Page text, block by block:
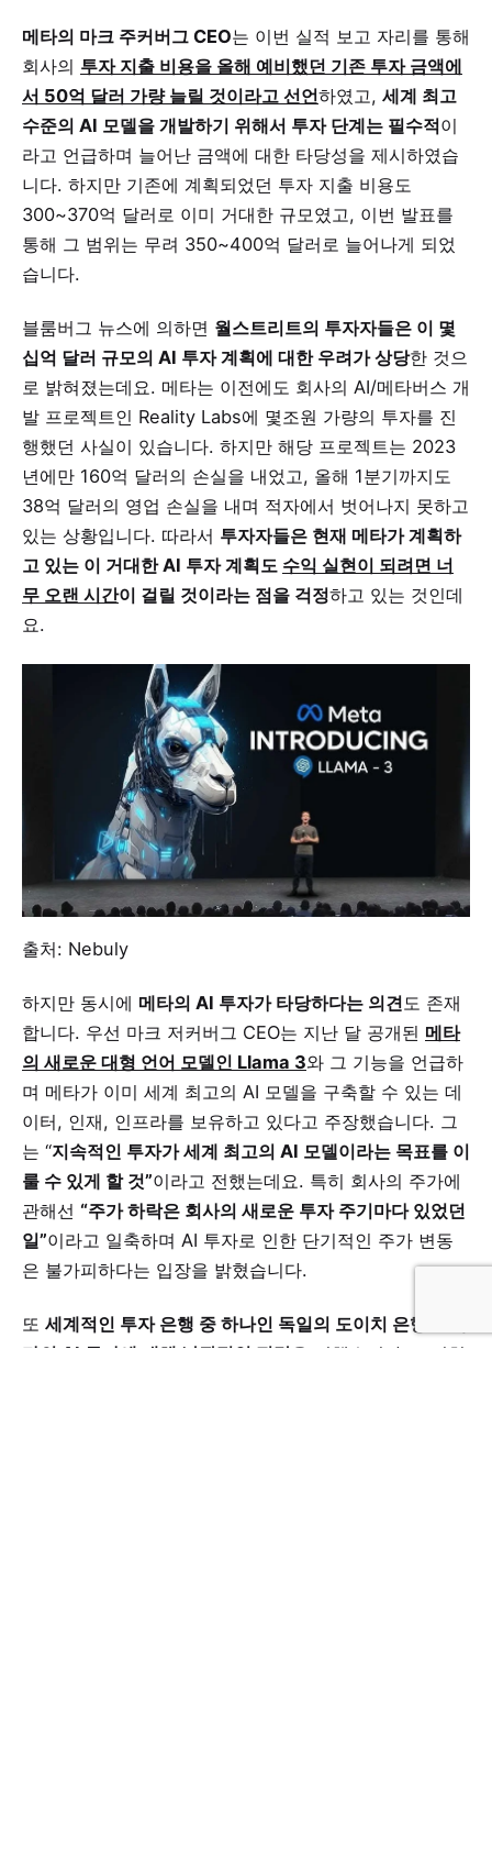
메타의 마크 주커버그 CEO는 이번 실적 보고 자리를 통해
회사의 투자 지출 비용을 올해 예비했던 기존 투자 금액에
서 50억 달러 가량 늘릴 것이라고 선언하였고, 세계 최고
수준의 AI 모델을 개발하기 위해서 투자 단계는 필수적이
라고 언급하며 늘어난 금액에 대한 타당성을 제시하였습
니다. 하지만 기존에 계획되었던 투자 지출 비용도
300~370억 달러로 이미 거대한 규모였고, 이번 발표를
통해 그 범위는 무려 350~400억 달러로 늘어나게 되었
습니다.
블룸버그 뉴스에 의하면 월스트리트의 투자자들은 이 몇
십억 달러 규모의 AI 투자 계획에 대한 우려가 상당한 것으
로 밝혀졌는데요. 메타는 이전에도 회사의 AI/메타버스 개
발 프로젝트인 Reality Labs에 몇조원 가량의 투자를 진
행했던 사실이 있습니다. 하지만 해당 프로젝트는 2023
년에만 160억 달러의 손실을 내었고, 올해 1분기까지도
38억 달러의 영업 손실을 내며 적자에서 벗어나지 못하고
있는 상황입니다. 따라서 투자자들은 현재 메타가 계획하
고 있는 이 거대한 AI 투자 계획도 수익 실현이 되려면 너
무 오랜 시간이 걸릴 것이라는 점을 걱정하고 있는 것인데
요.
출처: Nebuly
하지만 동시에 메타의 AI 투자가 타당하다는 의견도 존재
합니다. 우선 마크 저커버그 CEO는 지난 달 공개된 메타
의 새로운 대형 언어 모델인 Llama 3와 그 기능을 언급하
며 메타가 이미 세계 최고의 AI 모델을 구축할 수 있는 데
이터, 인재, 인프라를 보유하고 있다고 주장했습니다. 그
는 “지속적인 투자가 세계 최고의 AI 모델이라는 목표를 이
룰 수 있게 할 것”이라고 전했는데요. 특히 회사의 주가에
관해선 “주가 하락은 회사의 새로운 투자 주기마다 있었던
일”이라고 일축하며 AI 투자로 인한 단기적인 주가 변동
은 불가피하다는 입장을 밝혔습니다.
또 세계적인 투자 은행 중 하나인 독일의 도이치 은행도
타의 AI 투자에 대해 낙관적인 전망 을 전했습니다. 도이치